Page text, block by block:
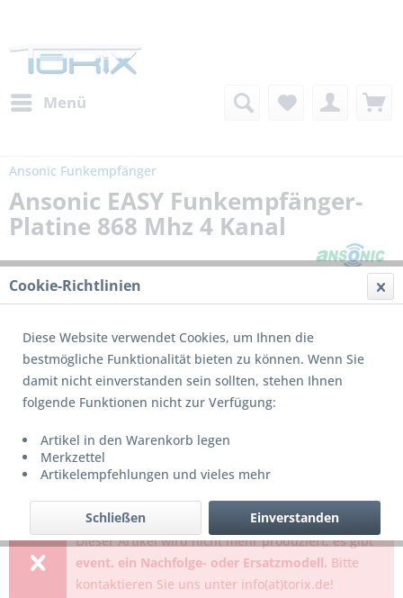
Menü
Ansonic Funkempfänger
Ansonic EASY Funkempfänger-
Platine 868 Mhz 4 Kanal
Dieser Artikel wird nicht mehr produziert, es gibt
event. ein Nachfolge- oder Ersatzmodell. Bitte
kontaktieren Sie uns unter info(at)torix.de!
Cookie-Richtlinien
Diese Website verwendet Cookies, um Ihnen die
bestmögliche Funktionalität bieten zu können. Wenn Sie
damit nicht einverstanden sein sollten, stehen Ihnen
folgende Funktionen nicht zur Verfügung:
Artikel in den Warenkorb legen
Merkzettel
Artikelempfehlungen und vieles mehr
Einverstanden
Schließen